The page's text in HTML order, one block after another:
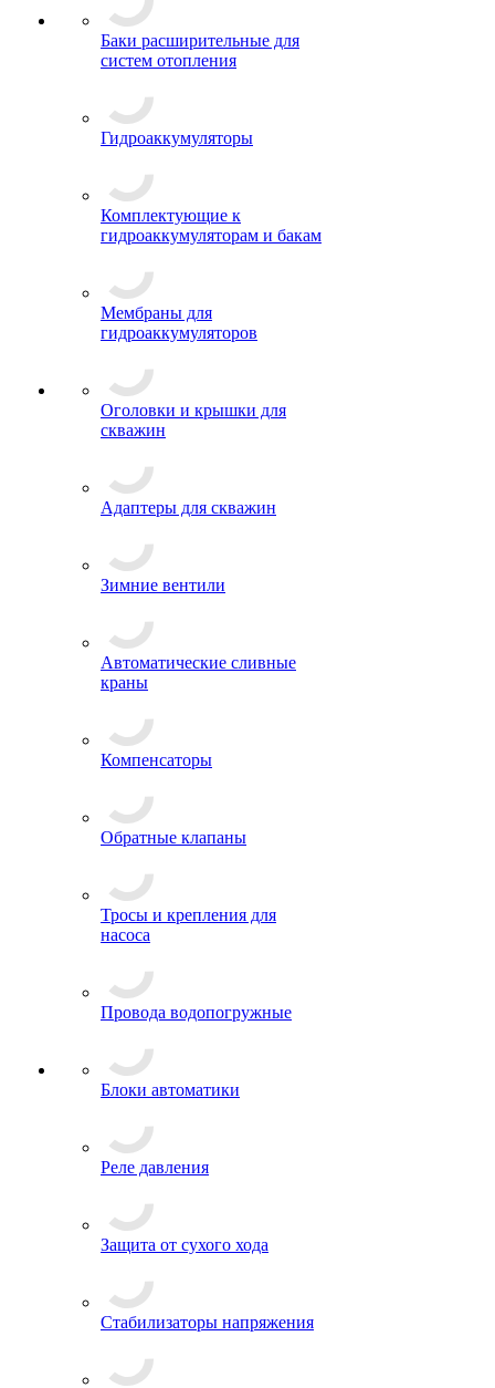
Баки расширительные для
систем отопления
Гидроаккумуляторы
Комплектующие к
гидроаккумуляторам и бакам
Мембраны для
гидроаккумуляторов
Оголовки и крышки для
скважин
Адаптеры для скважин
Зимние вентили
Автоматические сливные
краны
Компенсаторы
Обратные клапаны
Тросы и крепления для
насоса
Провода водопогружные
Блоки автоматики
Реле давления
Защита от сухого хода
Стабилизаторы напряжения